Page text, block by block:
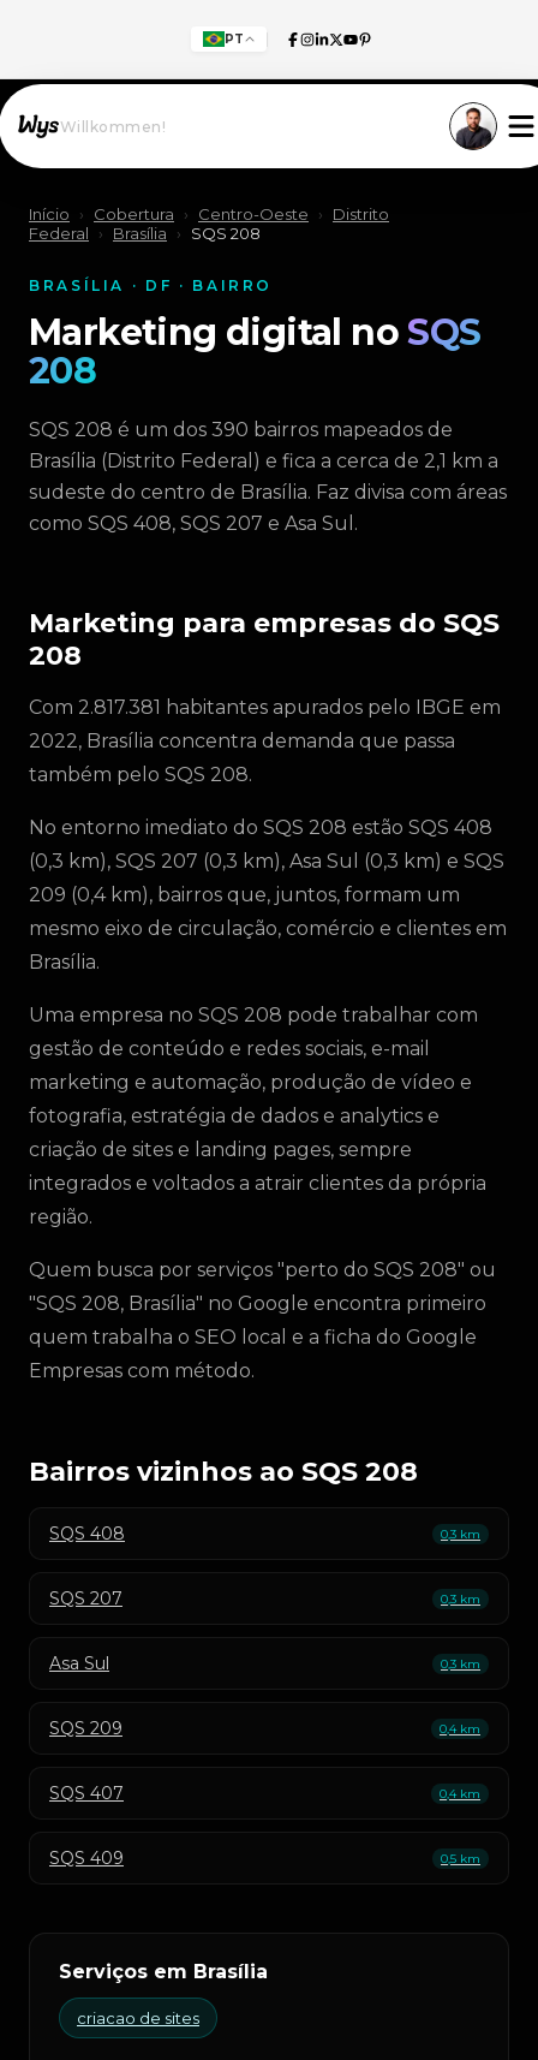
PT
Willkommen!
Início › Cobertura › Centro-Oeste ›
Distrito
Federal
› Brasília › SQS 208
BRASÍLIA · DF · BAIRRO
Marketing digital noSQS
208
SQS 208 é um dos 390 bairros mapeados de
Brasília (Distrito Federal) e fica a cerca de 2,1 km a
sudeste do centro de Brasília. Faz divisa com áreas
como SQS 408, SQS 207 e Asa Sul.
Marketing para empresas do SQS
208
Com 2.817.381 habitantes apurados pelo IBGE em
2022, Brasília concentra demanda que passa
também pelo SQS 208.
No entorno imediato do SQS 208 estão SQS 408
(0,3 km), SQS 207 (0,3 km), Asa Sul (0,3 km) e SQS
209 (0,4 km), bairros que, juntos, formam um
mesmo eixo de circulação, comércio e clientes em
Brasília.
Uma empresa no SQS 208 pode trabalhar com
gestão de conteúdo e redes sociais, e-mail
marketing e automação, produção de vídeo e
fotografia, estratégia de dados e analytics e
criação de sites e landing pages, sempre
integrados e voltados a atrair clientes da própria
região.
Quem busca por serviços "perto do SQS 208" ou
"SQS 208, Brasília" no Google encontra primeiro
quem trabalha o SEO local e a ficha do Google
Empresas com método.
Bairros vizinhos ao SQS 208
SQS 408 0,3 km
SQS 207 0,3 km
Asa Sul 0,3 km
SQS 209 0,4 km
SQS 407 0,4 km
SQS 409 0,5 km
Serviços em Brasília
criacao de sites